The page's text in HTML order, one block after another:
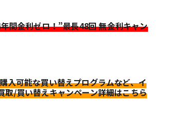
間金利ゼロ！”最長48回 無金利キャン
入可能な買い替えプログラムなど、イ
取/買い替えキャンペーン詳細はこちら